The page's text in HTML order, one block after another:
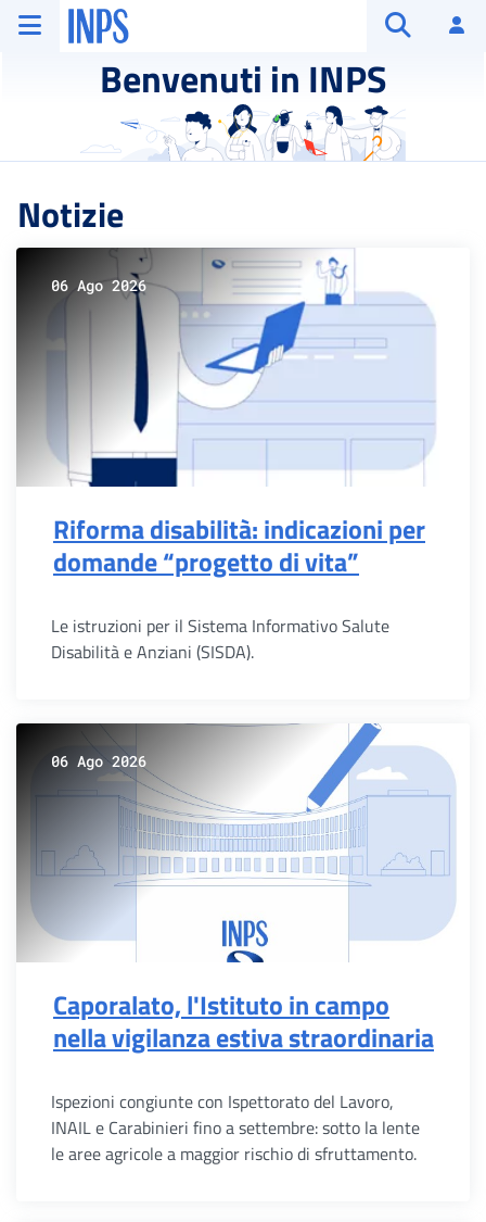
Vai al menu principale
Vai al contenuto principale
Vai al pie' di pagina
INPS ()
Benvenuti in INPS
Notizie
06 Ago 2026
Riforma disabilità: indicazioni per
domande “progetto di vita”
Le istruzioni per il Sistema Informativo Salute
Disabilità e Anziani (SISDA).
06 Ago 2026
Caporalato, l'Istituto in campo
nella vigilanza estiva straordinaria
Ispezioni congiunte con Ispettorato del Lavoro,
INAIL e Carabinieri fino a settembre: sotto la lente
le aree agricole a maggior rischio di sfruttamento.